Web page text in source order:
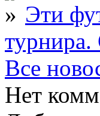
Эти
турнира.
Все
Нет